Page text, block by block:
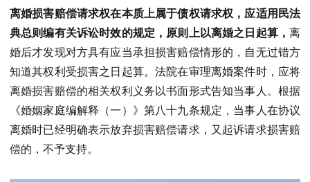
离婚损害赔偿请求权在本质上属于债权请求权，应适用民法
典总则编有关诉讼时效的规定，原则上以离婚之日起算， 离
婚后才发现对方具有应当承担损害赔偿情形的，自无过错方
知道其权利受损害之日起算。法院在审理离婚案件时，应将
离婚损害赔偿的相关权利义务以书面形式告知当事人。根据
《婚姻家庭编解释（一）》第八十九条规定，当事人在协议
离婚时已经明确表示放弃损害赔偿请求，又起诉请求损害赔
偿的，不予支持。